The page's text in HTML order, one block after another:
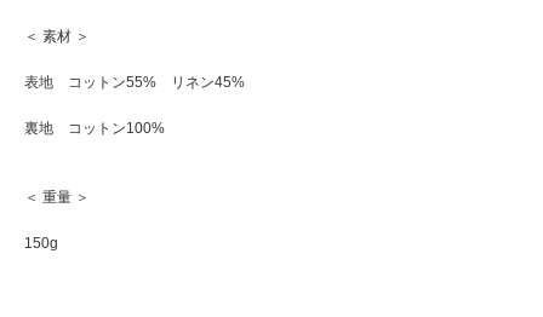
＜ 素材 ＞
表地 コットン55% リネン45%
裏地 コットン100%
＜ 重量 ＞
150g